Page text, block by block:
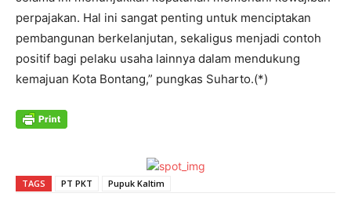
perpajakan. Hal ini sangat penting untuk menciptakan
pembangunan berkelanjutan, sekaligus menjadi contoh
positif bagi pelaku usaha lainnya dalam mendukung
kemajuan Kota Bontang,” pungkas Suharto.(*)
TAGS PT PKT Pupuk Kaltim